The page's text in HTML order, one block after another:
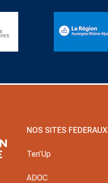
NOS SITES FEDERAUX
Ten’Up
ADOC